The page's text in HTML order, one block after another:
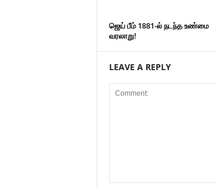
ஜெய் பீம் 1881-ல் நடந்த உண்மை
வரலாறு!
LEAVE A REPLY